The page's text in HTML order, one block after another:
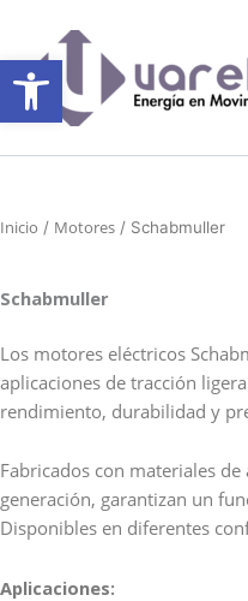
Abrir barra de
contenido
Inicio / Motores / Schabmuller
Schabmuller
Los motores eléctricos
aplicaciones de tracción
rendimiento, durabilidad y
Fabricados con materiales
generación, garantizan un
Disponibles en diferentes
Aplicaciones: